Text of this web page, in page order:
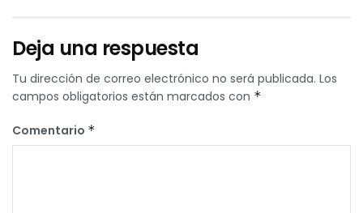
Deja una respuesta
Tu dirección de correo electrónico no será publicada. Los
campos obligatorios están marcados con *
Comentario *